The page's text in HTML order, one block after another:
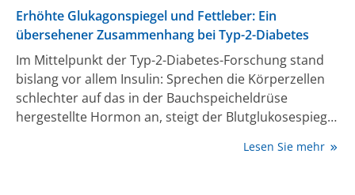
Erhöhte Glukagonspiegel und Fettleber: Ein
übersehener Zusammenhang bei Typ-2-Diabetes
Im Mittelpunkt der Typ-2-Diabetes-Forschung stand
bislang vor allem Insulin: Sprechen die Körperzellen
schlechter auf das in der Bauchspeicheldrüse
hergestellte Hormon an, steigt der Blutglukosespiegel
Diabetes-Zentrums zeigt, dass auch das Hormon
Lesen Sie mehr